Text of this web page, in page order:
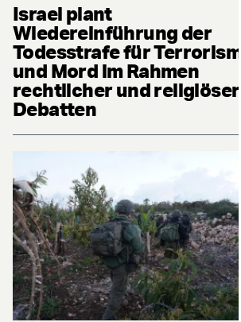
Israel plant
Wiedereinführung der
Todesstrafe für
und Mord im Rahmen
rechtlicher und religiöser
Debatten